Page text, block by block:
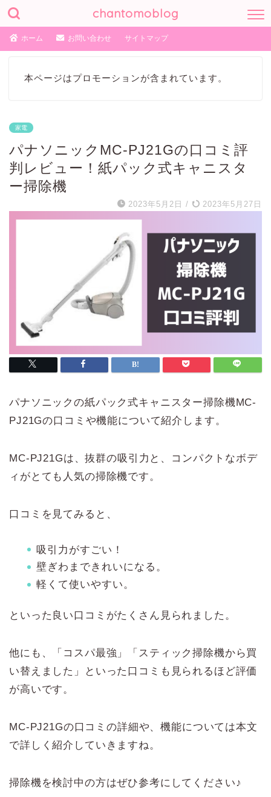
chantomoblog
ホーム お問い合わせ サイトマップ
本ページはプロモーションが含まれています。
家電
パナソニックMC-PJ21Gの口コミ評
判レビュー！紙パック式キャニスタ
ー掃除機
2023年5月2日 / 2023年5月27日
パナソニックの紙パック式キャニスター掃除機MC-
PJ21Gの口コミや機能について紹介します。
MC-PJ21Gは、抜群の吸引力と、コンパクトなボデ
ィがとても人気の掃除機です。
口コミを見てみると、
吸引力がすごい！
壁ぎわまできれいになる。
軽くて使いやすい。
といった良い口コミがたくさん見られました。
他にも、「コスパ最強」「スティック掃除機から買
い替えました」といった口コミも見られるほど評価
が高いです。
MC-PJ21Gの口コミの詳細や、機能については本文
で詳しく紹介していきますね。
掃除機を検討中の方はぜひ参考にしてください♪